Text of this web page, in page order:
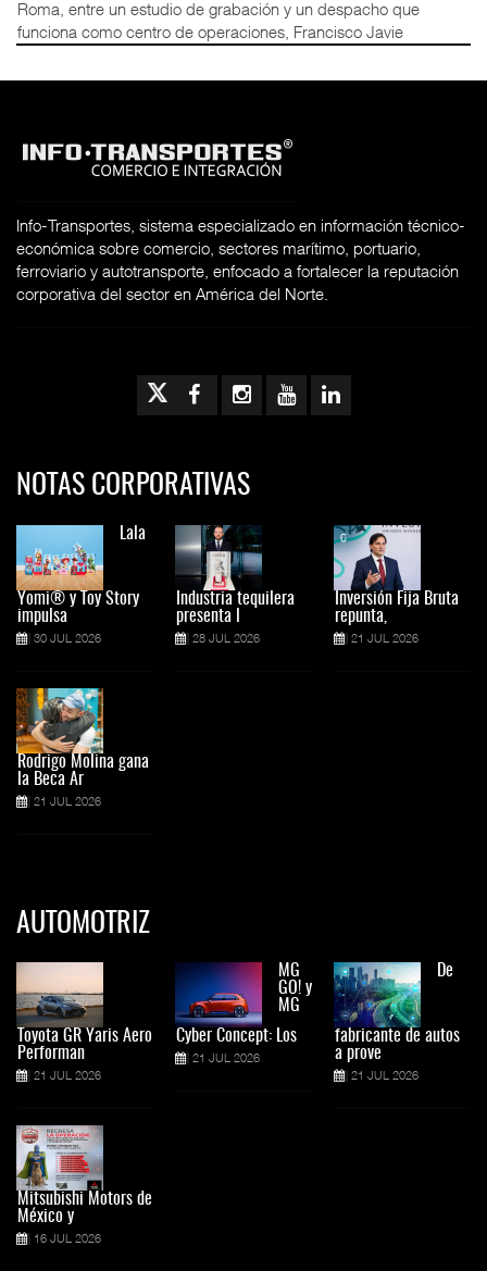
Roma, entre un estudio de grabación y un despacho que
funciona como centro de operaciones, Francisco Javie
Info-Transportes, sistema especializado en información técnico-
económica sobre comercio, sectores marítimo, portuario,
ferroviario y autotransporte, enfocado a fortalecer la reputación
corporativa del sector en América del Norte.
NOTAS CORPORATIVAS
Lala
Yomi® y Toy Story
impulsa
30 JUL 2026
Rodrigo Molina gana
la Beca Ar
21 JUL 2026
Industria tequilera
presenta l
28 JUL 2026
Inversión Fija Bruta
repunta,
21 JUL 2026
AUTOMOTRIZ
Toyota GR Yaris Aero
Performan
21 JUL 2026
Mitsubishi Motors de
México y
16 JUL 2026
MG
GO! y
MG
Cyber Concept: Los
21 JUL 2026
De
fabricante de autos
a prove
21 JUL 2026